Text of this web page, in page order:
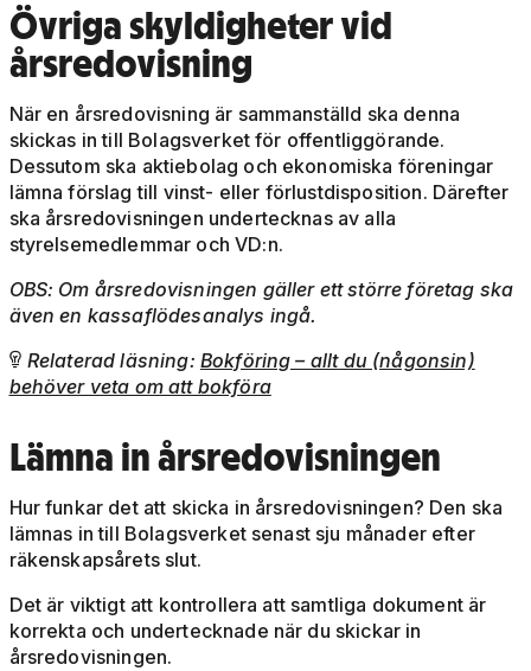
Övriga skyldigheter vid
årsredovisning
När en årsredovisning är sammanställd ska denna
skickas in till Bolagsverket för offentliggörande.
Dessutom ska aktiebolag och ekonomiska föreningar
lämna förslag till vinst- eller förlustdisposition. Därefter
ska årsredovisningen undertecknas av alla
styrelsemedlemmar och VD:n.
OBS: Om årsredovisningen gäller ett större företag ska
även en kassaflödesanalys ingå.
 Relaterad läsning: Bokföring – allt du (någonsin)
behöver veta om att bokföra
Lämna in årsredovisningen
Hur funkar det att skicka in årsredovisningen? Den ska
lämnas in till Bolagsverket senast sju månader efter
räkenskapsårets slut.
Det är viktigt att kontrollera att samtliga dokument är
korrekta och undertecknade när du skickar in
årsredovisningen.